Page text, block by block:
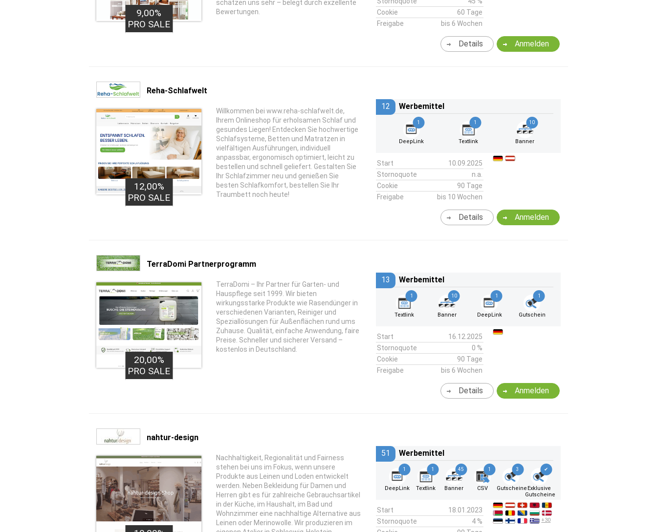
9,00%
PRO SALE
schätzen uns sehr – belegt durch exzellente
Bewertungen.
Cookie
60 Tage
Freigabe
bis 6 Wochen
Anmelden
Details
Reha-Schlafwelt
12,00%
PRO SALE
Willkommen bei www.reha-schlafwelt.de,
Ihrem Onlineshop für erholsamen Schlaf und
gesundes Liegen! Entdecken Sie hochwertige
Schlafsysteme, Betten und Matratzen in
vielfältigen Ausführungen, individuell
anpassbar, ergonomisch optimiert, leicht zu
bestellen und schnell geliefert. Gestalten Sie
Ihr Schlafzimmer neu und genießen Sie
besten Schlafkomfort, bestellen Sie Ihr
Traumbett noch heute!
12 Werbemittel
1
DeepLink
1
Textlink
10
Banner
Start
10.09.2025
Stornoquote
n.a.
Cookie
90 Tage
Freigabe
bis 10 Wochen
Anmelden
Details
TerraDomi Partnerprogramm
20,00%
PRO SALE
TerraDomi – Ihr Partner für Garten- und
Hauspflege seit 1999. Wir bieten
wirkungsstarke Produkte wie Rasendünger in
verschiedenen Varianten, Reiniger und
Speziallösungen für Außenflächen rund ums
Zuhause. Qualität, einfache Anwendung, faire
Preise. Schneller und sicherer Versand –
kostenlos in Deutschland.
13 Werbemittel
1
Textlink
10
Banner
1
DeepLink
1
Gutschein
Start
16.12.2025
Stornoquote
0 %
Cookie
90 Tage
Freigabe
bis 6 Wochen
Anmelden
Details
nahtur-design
Nachhaltigkeit, Regionalität und Fairness
stehen bei uns im Fokus, wenn unsere
Produkte aus Leinen und Loden entwickelt
werden. Neben Bekleidung für Damen und
Herren gibt es für zahlreiche Gebrauchsartikel
in der Küche, im Haushalt, im Bad und
Wohnzimmer eine nachhaltige Alternative aus
Leinen oder Merinowolle. Wir produzieren im
51 Werbemittel
1
DeepLink
1
Textlink
45
Banner
1
CSV
3
Gutscheine
✔
Exklusive
Gutscheine
Start
18.01.2023
Stornoquote
4 %
+30